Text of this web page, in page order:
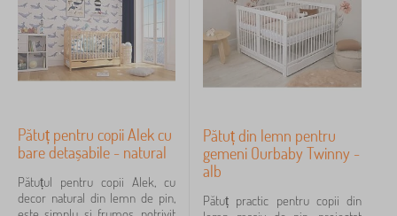
Pătuț pentru copii Alek cu
bare detașabile - natural
Pătuțul pentru copii Alek, cu
decor natural din lemn de pin,
Pătuț din lemn pentru
gemeni Ourbaby Twinny -
alb
Pătuț practic pentru copii din